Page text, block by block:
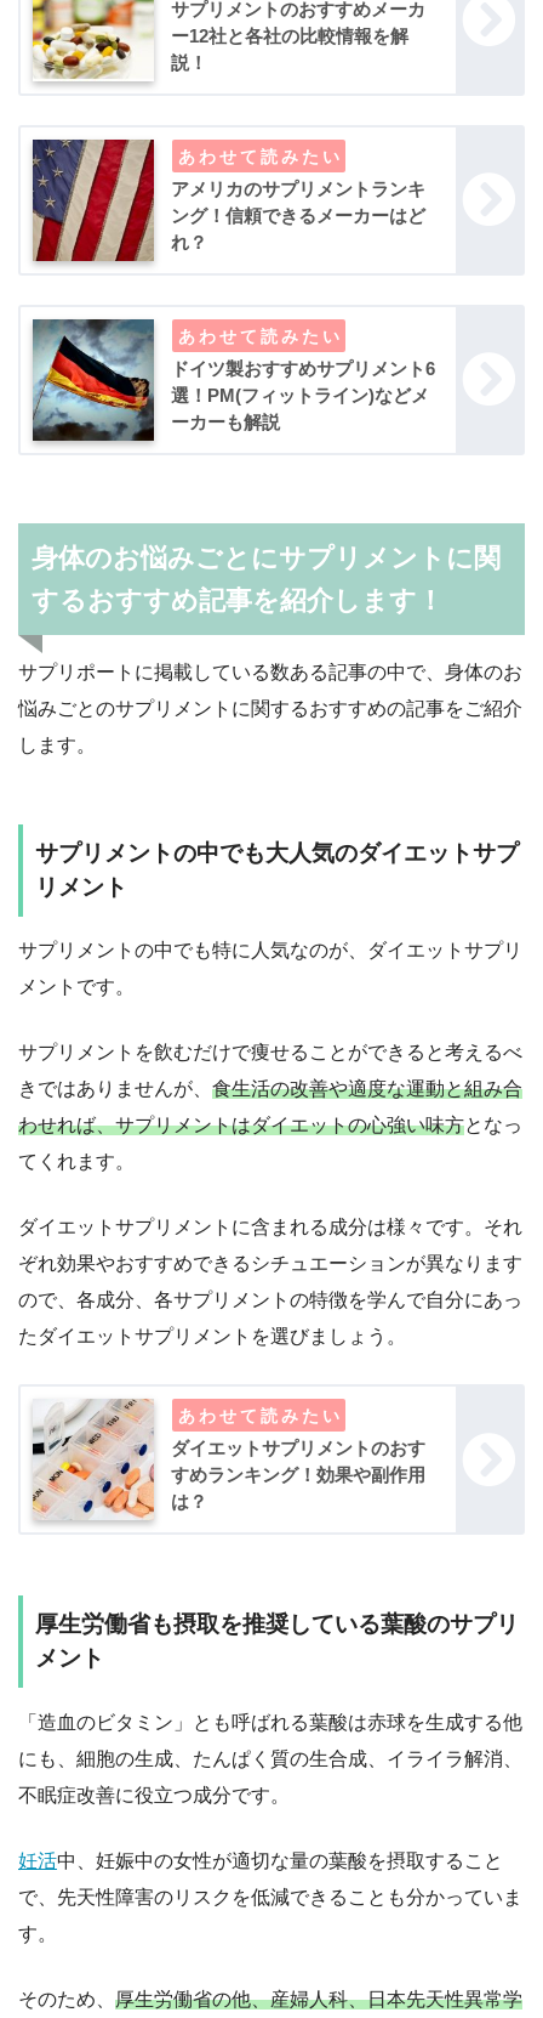
サプリメントのおすすめメーカ
ー12社と各社の比較情報を解
説！
アメリカのサプリメントランキ
ング！信頼できるメーカーはど
れ？
ドイツ製おすすめサプリメント6
選！PM(フィットライン)などメ
ーカーも解説
身体のお悩みごとにサプリメントに関
するおすすめ記事を紹介します！
サプリポートに掲載している数ある記事の中で、身体のお
悩みごとのサプリメントに関するおすすめの記事をご紹介
します。
サプリメントの中でも大人気のダイエットサプ
リメント
サプリメントの中でも特に人気なのが、ダイエットサプリ
メントです。
サプリメントを飲むだけで痩せることができると考えるべ
きではありませんが、 食生活の改善や適度な運動と組み合
わせれば、サプリメントはダイエットの心強い味方となっ
てくれます。
ダイエットサプリメントに含まれる成分は様々です。それ
ぞれ効果やおすすめできるシチュエーションが異なります
ので、各成分、各サプリメントの特徴を学んで自分にあっ
たダイエットサプリメントを選びましょう。
ダイエットサプリメントのおす
すめランキング！効果や副作用
は？
厚生労働省も摂取を推奨している葉酸のサプリ
メント
「造血のビタミン」とも呼ばれる葉酸は赤球を生成する他
にも、細胞の生成、たんぱく質の生合成、イライラ解消、
不眠症改善に役立つ成分です。
妊活中、妊娠中の女性が適切な量の葉酸を摂取すること
で、先天性障害のリスクを低減できることも分かっていま
す。
そのため、 厚生労働省の他、産婦人科、日本先天性異常学